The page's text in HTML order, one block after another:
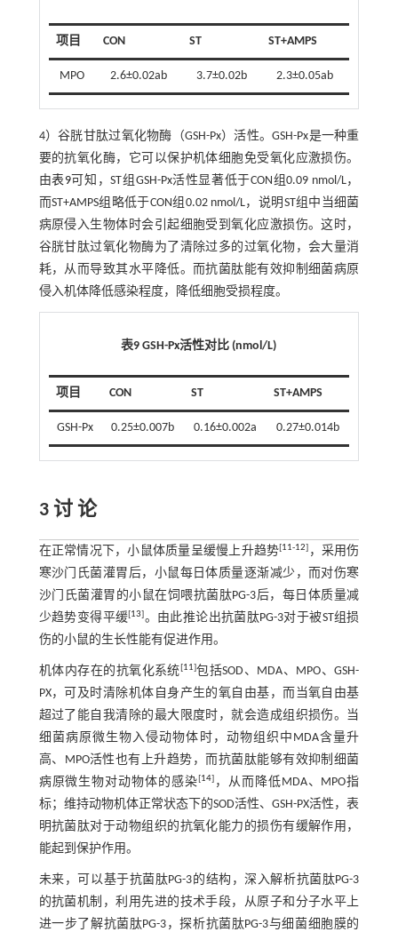
项目 CON ST ST+AMPS
MPO 2.6±0.02ab 3.7±0.02b 2.3±0.05ab
4）谷胱甘肽过氧化物酶（GSH-Px）活性。GSH-Px是一种重
要的抗氧化酶，它可以保护机体细胞免受氧化应激损伤。
由表9可知，ST组GSH-Px活性显著低于CON组0.09 nmol/L，
而ST+AMPS组略低于CON组0.02 nmol/L，说明ST组中当细菌
病原侵入生物体时会引起细胞受到氧化应激损伤。这时，
谷胱甘肽过氧化物酶为了清除过多的过氧化物，会大量消
耗，从而导致其水平降低。而抗菌肽能有效抑制细菌病原
侵入机体降低感染程度，降低细胞受损程度。
表9 GSH-Px活性对比 (nmol/L)
项目 CON ST ST+AMPS
GSH-Px 0.25±0.007b 0.16±0.002a 0.27±0.014b
3 讨 论
在正常情况下，小鼠体质量呈缓慢上升趋势[11-12] ，采用伤
寒沙门氏菌灌胃后，小鼠每日体质量逐渐减少，而对伤寒
沙门氏菌灌胃的小鼠在饲喂抗菌肽PG-3后，每日体质量减
少趋势变得平缓[13]。由此推论出抗菌肽PG-3对于被ST组损
伤的小鼠的生长性能有促进作用。
机体内存在的抗氧化系统[11]包括SOD、MDA、MPO、GSH-
PX，可及时清除机体自身产生的氧自由基，而当氧自由基
超过了能自我清除的最大限度时，就会造成组织损伤。当
细菌病原微生物入侵动物体时，动物组织中MDA含量升
高、MPO活性也有上升趋势，而抗菌肽能够有效抑制细菌
病原微生物对动物体的感染[14]，从而降低MDA、MPO指
标；维持动物机体正常状态下的SOD活性、GSH-PX活性，表
明抗菌肽对于动物组织的抗氧化能力的损伤有缓解作用，
能起到保护作用。
未来，可以基于抗菌肽PG-3的结构，深入解析抗菌肽PG-3
的抗菌机制，利用先进的技术手段，从原子和分子水平上
进一步了解抗菌肽PG-3，探析抗菌肽PG-3与细菌细胞膜的